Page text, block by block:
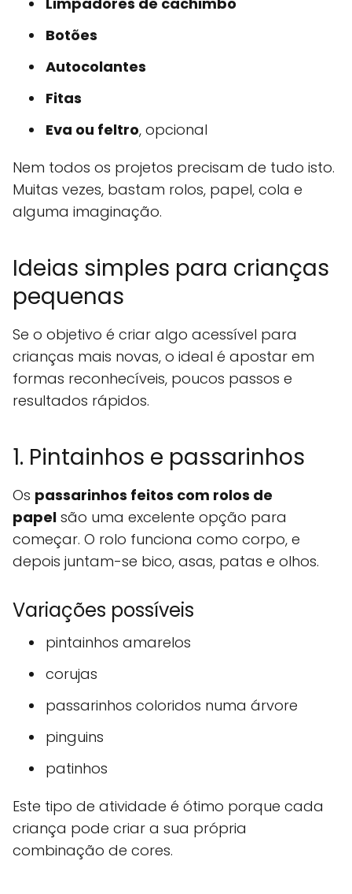
Botões
Autocolantes
Fitas
Eva ou feltro, opcional
Nem todos os projetos precisam de tudo isto.
Muitas vezes, bastam rolos, papel, cola e
alguma imaginação.
Ideias simples para crianças
pequenas
Se o objetivo é criar algo acessível para
crianças mais novas, o ideal é apostar em
formas reconhecíveis, poucos passos e
resultados rápidos.
1. Pintainhos e passarinhos
Os passarinhos feitos com rolos de
papel são uma excelente opção para
começar. O rolo funciona como corpo, e
depois juntam-se bico, asas, patas e olhos.
Variações possíveis
pintainhos amarelos
corujas
passarinhos coloridos numa árvore
pinguins
patinhos
Este tipo de atividade é ótimo porque cada
criança pode criar a sua própria
combinação de cores.